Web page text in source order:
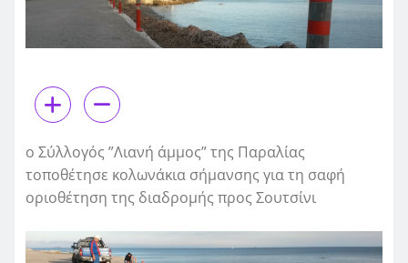
ο Σύλλογός ”Λιανή άμμος” της Παραλίας
τοποθέτησε κολωνάκια σήμανσης για τη σαφή
οριοθέτηση της διαδρομής προς Σουτσίνι